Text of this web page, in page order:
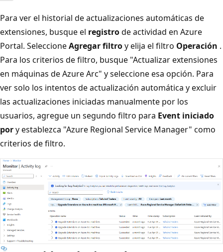
Para ver el historial de actualizaciones automáticas de
extensiones, busque el registrode actividad en Azure
Portal. SeleccioneAgregar filtroy elija el filtro Operación .
Para los criterios de filtro, busque "Actualizar extensiones
en máquinas de Azure Arc" y seleccione esa opción. Para
ver solo los intentos de actualización automática y excluir
las actualizaciones iniciadas manualmente por los
usuarios, agregue un segundo filtro para Event iniciado
pory establezca "Azure Regional Service Manager" como
criterios de filtro.